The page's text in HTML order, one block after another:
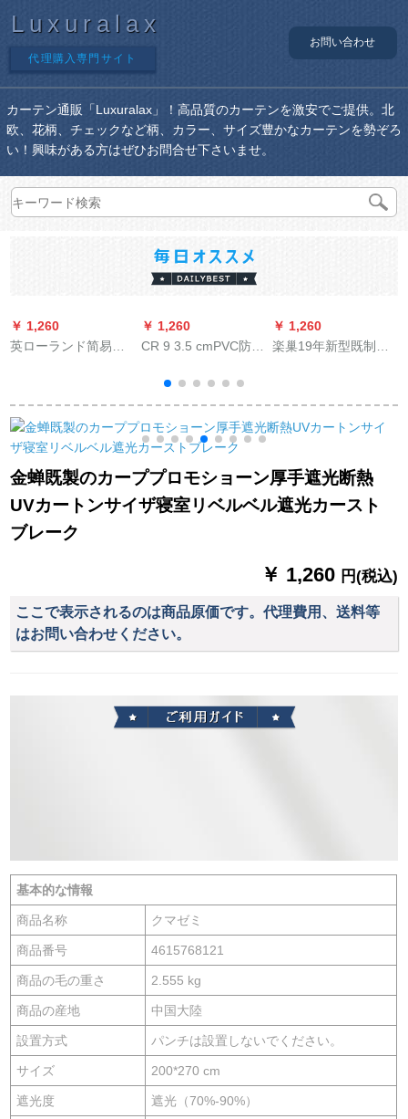
Luxuralax
代理購入専門サイト
お問い合わせ
カーテン通販「Luxuralax」！高品質のカーテンを激安でご提供。北
欧、花柄、チェックなど柄、カラー、サイズ豊かなカーテンを勢ぞろ
い！興味がある方はぜひお問合せ下さいませ。
￥ 1,260
英ローランド简易チc
ステラマイズとす
る。
￥ 1,260
CR 9 3.5 cmPVC防水
ベラバーシーム防油
パルトライト不要キ
ラやかなシロック602
￥ 1,260
楽巢19年新型既制カ
紡シンプルモダーン
无地縦つづりカーテ
リングカーテーンオ
ス顿光恋人-ins縦つづ
り-75%遮光1メート
クトサービス)
金蝉既製のカーププロモショーン厚手遮光断熱
UVカートンサイザ寝室リベルベル遮光カースト
ブレーク
￥ 1,260 円(税込)
ここで表示されるのは商品原価です。代理費用、送料等
はお問い合わせください。
基本的な情報
商品名称 クマゼミ
商品番号 4615768121
商品の毛の重さ 2.555 kg
商品の産地 中国大陸
設置方式 パンチは設置しないでください。
サイズ 200*270 cm
遮光度 遮光（70%-90%）